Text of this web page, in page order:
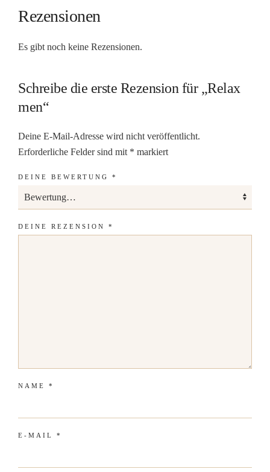
Rezensionen
Es gibt noch keine Rezensionen.
Schreibe die erste Rezension für „Relax
men“
Deine E-Mail-Adresse wird nicht veröffentlicht.
Erforderliche Felder sind mit * markiert
DEINE BEWERTUNG *
DEINE REZENSION *
NAME *
E-MAIL *